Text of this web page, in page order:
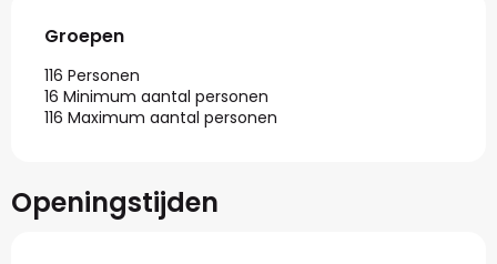
Groepen
Groepen
116 Personen
16 Minimum aantal personen
116 Maximum aantal personen
Openingstijden